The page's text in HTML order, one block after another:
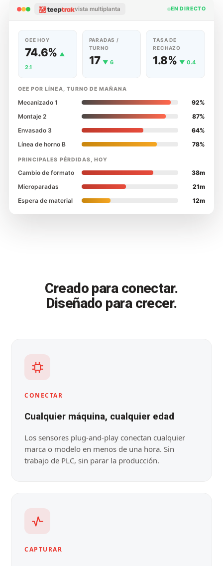
vista multiplanta EN DIRECTO
OEE HOY
74.6% ▲
2.1
PARADAS /
TURNO
17 ▼ 6
TASA DE
RECHAZO
1.8% ▼ 0.4
OEE POR LÍNEA, TURNO DE MAÑANA
Mecanizado 1
92%
Montaje 2
87%
Envasado 3
64%
Línea de horno B
78%
PRINCIPALES PÉRDIDAS, HOY
Cambio de formato
38m
Microparadas
21m
Espera de material
12m
Creado para conectar.
Diseñado para crecer.
CONECTAR
Cualquier máquina, cualquier edad
Los sensores plug-and-play conectan cualquier
marca o modelo en menos de una hora. Sin
trabajo de PLC, sin parar la producción.
CAPTURAR